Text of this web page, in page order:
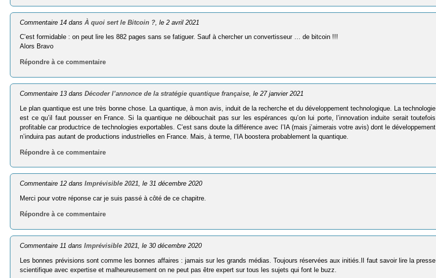
Commentaire 14 dansÀ quoi sert le Bitcoin ? , le 2 avril 2021
C’est formidable : on peut lire les 882 pages sans se fatiguer. Sauf à chercher un convertisseur … de bitcoin !!!
Alors Bravo
Répondre à ce commentaire
Commentaire 13 dansDécoder l’annonce de la stratégie quantique française , le 27 janvier 2021
Le plan quantique est une très bonne chose. La quantique, à mon avis, induit de la recherche et du développement technologique. La technologie
est ce qu’il faut pousser en France. Si la quantique ne débouchait pas sur les espérances qu’on lui porte, l’innovation induite serait toutefois
profitable car productrice de technologies exportables. C’est sans doute la différence avec l’IA (mais j’aimerais votre avis) dont le développement
n’induira pas autant de productions industrielles en France. Mais, à terme, l’IA boostera probablement la quantique.
Répondre à ce commentaire
Commentaire 12 dansImprévisible 2021, le 31 décembre 2020
Merci pour votre réponse car je suis passé à côté de ce chapitre.
Répondre à ce commentaire
Commentaire 11 dansImprévisible 2021 , le 30 décembre 2020
Les bonnes prévisions sont comme les bonnes affaires : jamais sur les grands médias. Toujours réservées aux initiés.Il faut savoir lire la presse
scientifique avec expertise et malheureusement on ne peut pas être expert sur tous les sujets qui font le buzz.